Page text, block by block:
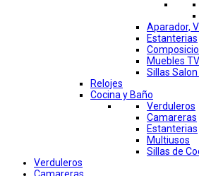
Aparador,
Estanterias
Muebles TV
Sillas
Relojes
Cocina y Baño
Verduleros
Camareras
Estanterias
Multiusos
Sillas de
Verduleros